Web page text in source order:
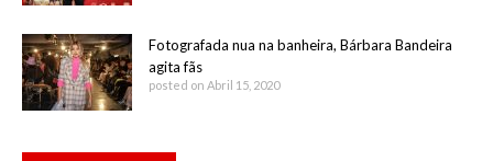
Fotografada nua na banheira, Bárbara Bandeira
agita fãs
posted on Abril 15, 2020